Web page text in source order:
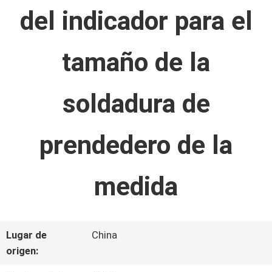
FÁBRICA
CONTROL
CALIDAD
ÉNTRENOS
CON
del indicador para el
tamaño de la
soldadura de
prendedero de la
medida
Lugar de
origen:
China